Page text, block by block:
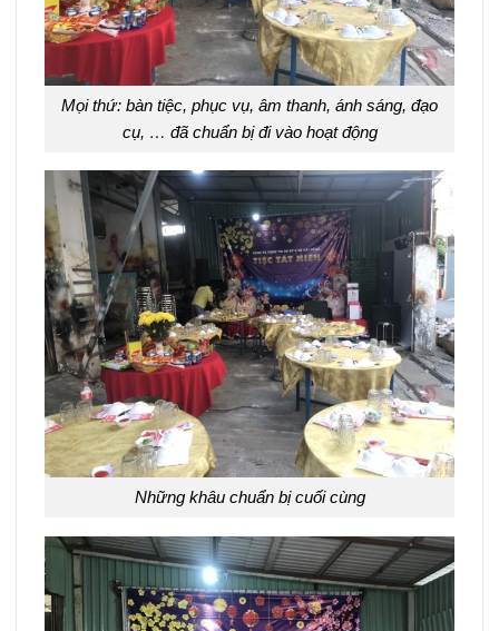
Mọi thứ: bàn tiệc, phục vụ, âm thanh, ánh sáng, đạo
cụ, … đã chuẩn bị đi vào hoạt động
Những khâu chuẩn bị cuối cùng